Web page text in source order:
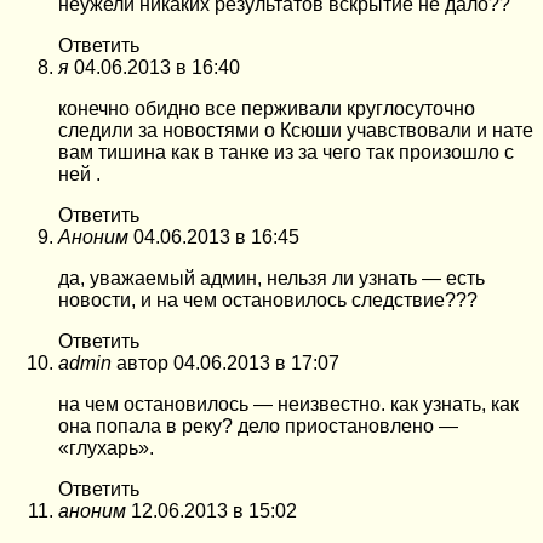
Ответить
я 04.06.2013 в 16:40
конечно обидно все перживали круглосуточно
следили за новостями о Ксюши учавствовали и нате
вам тишина как в танке из за чего так произошло с
ней .
Ответить
Аноним 04.06.2013 в 16:45
да, уважаемый админ, нельзя ли узнать — есть
новости, и на чем остановилось следствие???
Ответить
admin автор 04.06.2013 в 17:07
на чем остановилось — неизвестно. как узнать, как
она попала в реку? дело приостановлено —
«глухарь».
Ответить
аноним 12.06.2013 в 15:02